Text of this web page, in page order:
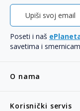
O nama
Korisnički servis
Poseti i naš
savetima i